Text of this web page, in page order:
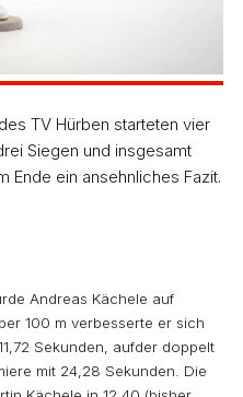
TV Hürben starteten vier
Siegen und insgesamt
Ende ein ansehnliches Fazit.
Andreas Kächele auf
100 m verbesserte er sich
Sekunden, aufder doppelt
mit 24,28 Sekunden. Die